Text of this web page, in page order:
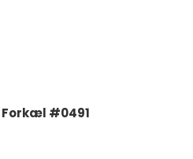
#0491